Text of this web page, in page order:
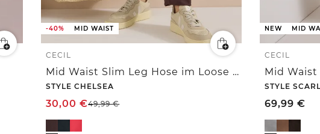
-40% MID WAIST
CECIL
Mid Waist Slim Leg Hose im Loose Fit
STYLE CHELSEA
30,00€49,99€
NEW MID
CECIL
STYLE
69,99€